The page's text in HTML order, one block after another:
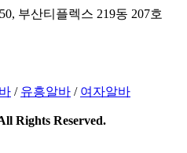
부산티플렉스 219동 207호
/ 유흥알바 / 여자알바
Rights Reserved.